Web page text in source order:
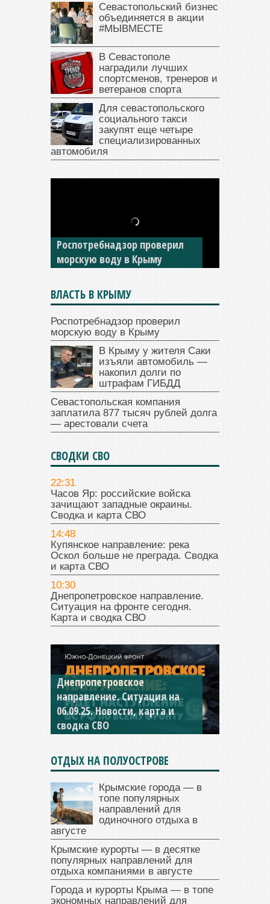
Севастопольский бизнес
объединяется в акции
#МЫВМЕСТЕ
В Севастополе
наградили лучших
спортсменов, тренеров и
ветеранов спорта
Для севастопольского
социального такси
закупят еще четыре
специализированных
автомобиля
В Крыму у жителя Саки
изъяли автомобиль —
накопил долги по штрафам
ГИБДД
ВЛАСТЬ В КРЫМУ
Роспотребнадзор проверил
морскую воду в Крыму
В Крыму у жителя Саки
изъяли автомобиль —
накопил долги по
штрафам ГИБДД
Севастопольская компания
заплатила 877 тысяч рублей долга
— арестовали счета
СВОДКИ СВО
22:31
Часов Яр: российские войска
зачищают западные окраины.
Сводка и карта СВО
14:48
Купянское направление: река
Оскол больше не преграда. Сводка
и карта СВО
10:30
Днепропетровское направление.
Ситуация на фронте сегодня.
Карта и сводка СВО
Константиновское
направление. Ситуация на
04.09.25 Новости, карта и
сводка СВО
ОТДЫХ НА ПОЛУОСТРОВЕ
Крымские города — в
топе популярных
направлений для
одиночного отдыха в
августе
Крымские курорты — в десятке
популярных направлений для
отдыха компаниями в августе
Города и курорты Крыма — в топе
экономных направлений для